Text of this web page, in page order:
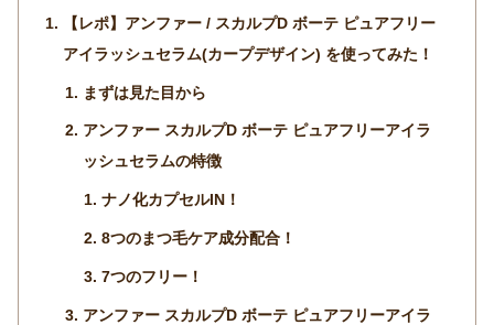
【レポ】アンファー / スカルプD ボーテ ピュアフリー
アイラッシュセラム(カープデザイン) を使ってみた！
まずは見た目から
アンファー スカルプD ボーテ ピュアフリーアイラ
ッシュセラムの特徴
ナノ化カプセルIN！
8つのまつ毛ケア成分配合！
7つのフリー！
アンファー スカルプD ボーテ ピュアフリーアイラ